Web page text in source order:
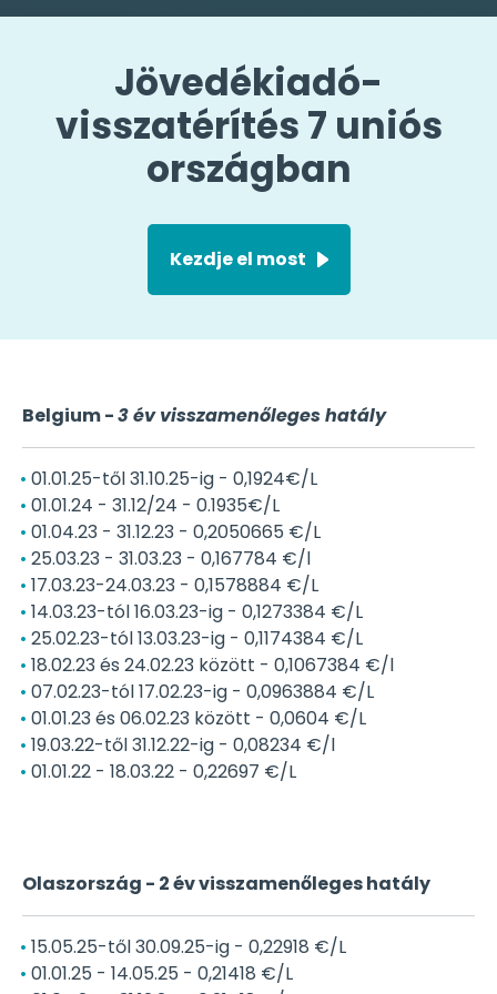
Jövedékiadó-
visszatérítés 7 uniós
országban
Kezdje el most
Belgium -3 év visszamenőleges hatály
01.01.25-től 31.10.25-ig - 0,1924€/L
01.01.24 - 31.12/24 - 0.1935€/L
01.04.23 - 31.12.23 - 0,2050665 €/L
25.03.23 - 31.03.23 - 0,167784 €/l
17.03.23-24.03.23 - 0,1578884 €/L
14.03.23-tól 16.03.23-ig - 0,1273384 €/L
25.02.23-tól 13.03.23-ig - 0,1174384 €/L
18.02.23 és 24.02.23 között - 0,1067384 €/l
07.02.23-tól 17.02.23-ig - 0,0963884 €/L
01.01.23 és 06.02.23 között - 0,0604 €/L
19.03.22-től 31.12.22-ig - 0,08234 €/l
01.01.22 - 18.03.22 - 0,22697 €/L
Olaszország - 2 év visszamenőleges hatály
15.05.25-től 30.09.25-ig - 0,22918 €/L
01.01.25 - 14.05.25 - 0,21418 €/L